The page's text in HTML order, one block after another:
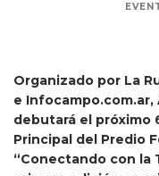
General Infocampo; Carlos
Organizado por La
e Infocampo.com.ar,
debutará el próximo
Principal del Predio
“Conectando con la